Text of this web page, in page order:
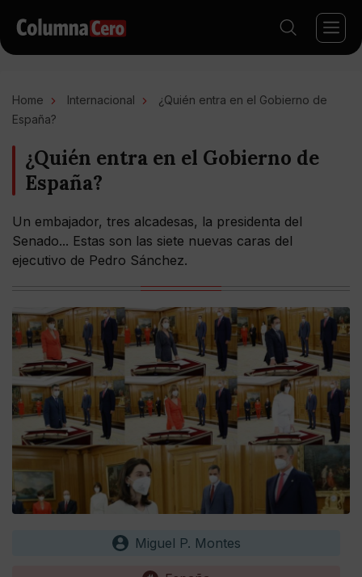
Home Internacional
¿Quién entra en el Gobierno de
España?
¿Quién entra en el Gobierno de
España?
Un embajador, tres alcadesas, la presidenta del
Senado... Estas son las siete nuevas caras del
ejecutivo de Pedro Sánchez.
Miguel P. Montes